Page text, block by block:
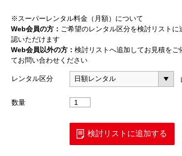
※スーパーレンタル料金（月額）について
Web会員の方： ご希望のレンタル区分を検討リスト
認いただけます
Web会員以外の方： 検討リストへ追加してお見積をご
てお問い合わせください
レンタル区分
数量
光
ァ
バ
検討リストに追加する